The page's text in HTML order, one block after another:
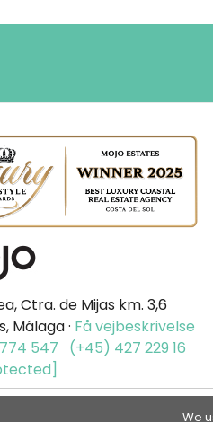
Ctra. de Mijas km. 3,6
Málaga · Få vejbeskrivelse
547
(+45) 427 229 16
We